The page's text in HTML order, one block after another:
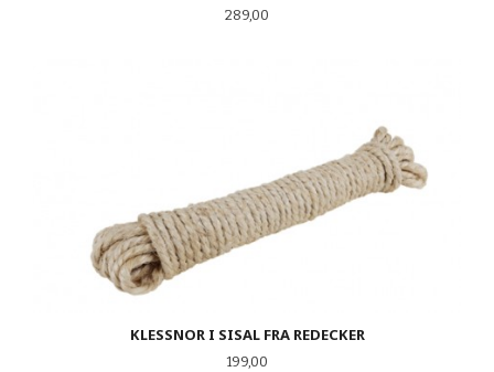
Pris
289,00
KLESSNOR I SISAL FRA REDECKER
Pris
199,00